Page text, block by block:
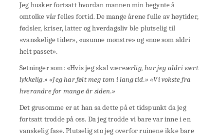
Jeg husker fortsatt hvordan mannen min begynte å
omtolke vår felles fortid. De mange årene fulle av høytider,
fødsler, kriser, latter og hverdagsliv ble plutselig til
«vanskelige tider», «usunne mønstre» og «noe som aldri
helt passet».
Setninger som: «Hvis jeg skal væreærlig, har jeg aldri vært
lykkelig.» «Jeg har følt meg tom i lang tid.» «Vi vokste fra
hverandre for mange år siden.»
Det grusomme er at han sa dette på et tidspunkt da jeg
fortsatt trodde på oss. Da jeg trodde vi bare var inne i en
vanskelig fase. Plutselig sto jeg overfor ruinene ikke bare